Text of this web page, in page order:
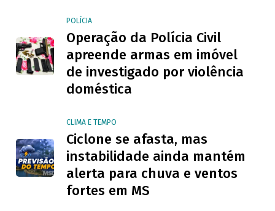
POLÍCIA
Operação da Polícia Civil
apreende armas em imóvel
de investigado por violência
doméstica
CLIMA E TEMPO
Ciclone se afasta, mas
instabilidade ainda mantém
alerta para chuva e ventos
fortes em MS